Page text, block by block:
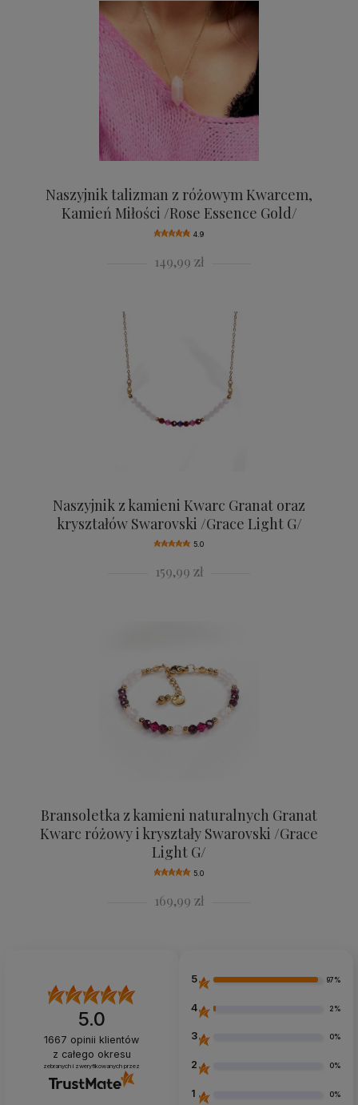
Naszyjnik talizman z różowym Kwarcem,
Kamień Miłości /Rose Essence Gold/
4.9
149,99 zł
Naszyjnik z kamieni Kwarc Granat oraz
kryształów Swarovski /Grace Light G/
5.0
159,99 zł
Bransoletka z kamieni naturalnych Granat
Kwarc różowy i kryształy Swarovski /Grace
Light G/
5.0
169,99 zł
5.0
1667 opinii klientów
z całego okresu
zebranych i zweryfikowanych przez
5 97%
4 2%
3 0%
2 0%
1 0%